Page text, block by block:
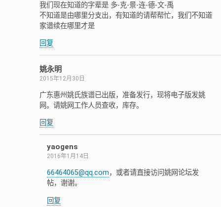
我们现在知道的字辈是 多-克-景-连-德-文-禹
不知道是由哪里分支出，有知道的请帮帮忙，我们不知道
家谱续在哪里才是
回复
姚永明
2015年12月30日
广东惠州姚氏族谱已出版，准备发行，现将电子版发姚
网。请姚网工作人员查收，库存。
回复
yaogens
2016年1月14日
66464065@qq.com，或者请直接访问姚网论坛发
帖，谢谢。
回复